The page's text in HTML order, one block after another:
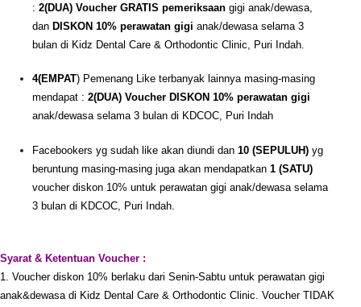
: 2(DUA) Voucher GRATIS pemeriksaan gigi anak/dewasa,
dan DISKON 10% perawatan gigi anak/dewasa selama 3
bulan di Kidz Dental Care & Orthodontic Clinic, Puri Indah.
4(EMPAT) Pemenang Like terbanyak lainnya masing-masing
mendapat : 2(DUA) Voucher DISKON 10% perawatan gigi
anak/dewasa selama 3 bulan di KDCOC, Puri Indah
Facebookers yg sudah like akan diundi dan 10 (SEPULUH) yg
beruntung masing-masing juga akan mendapatkan 1 (SATU)
voucher diskon 10% untuk perawatan gigi anak/dewasa selama
3 bulan di KDCOC, Puri Indah.
Syarat & Ketentuan Voucher :
1. Voucher diskon 10% berlaku dari Senin-Sabtu untuk perawatan gigi
anak&dewasa di Kidz Dental Care & Orthodontic Clinic. Voucher TIDAK